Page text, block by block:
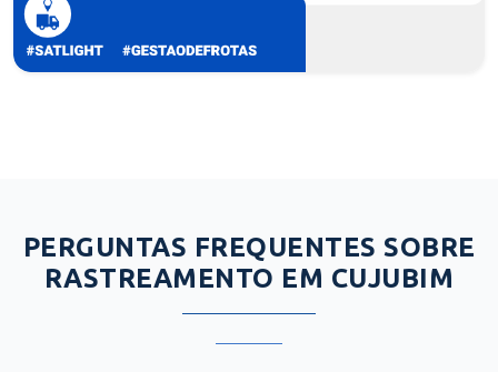
PERGUNTAS FREQUENTES SOBRE
RASTREAMENTO EM CUJUBIM